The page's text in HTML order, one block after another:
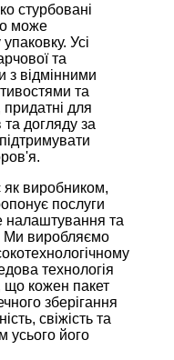
стурбовані
може
Усі
та
з відмінними
та
для
та догляду за
виробником,
послуги
налаштування та
Ми виробляємо
технологія
що кожен пакет
зберігання
свіжість та
усього його